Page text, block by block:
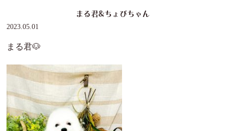
まる君&ちょびちゃん
2023.05.01
まる君🐶